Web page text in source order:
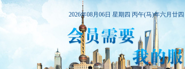
2026年08月06日 星期四 丙午(马)年六月廿四 |